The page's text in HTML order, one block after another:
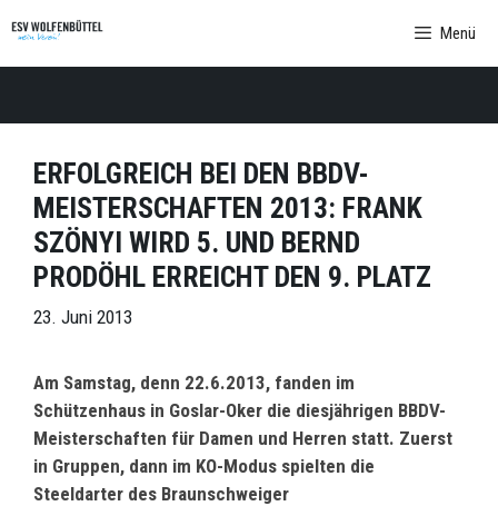
Inhalt
springen
Menü
ERFOLGREICH BEI DEN BBDV-
MEISTERSCHAFTEN 2013: FRANK
SZÖNYI WIRD 5. UND BERND
PRODÖHL ERREICHT DEN 9. PLATZ
23. Juni 2013
Am Samstag, denn 22.6.2013, fanden im
Schützenhaus in Goslar-Oker die diesjährigen BBDV-
Meisterschaften für Damen und Herren statt. Zuerst
in Gruppen, dann im KO-Modus spielten die
Steeldarter des Braunschweiger